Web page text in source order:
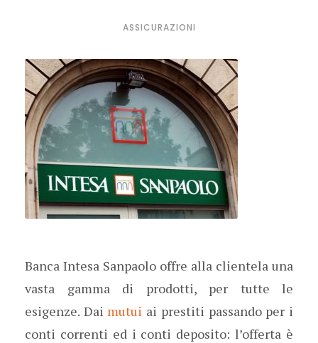
ASSICURAZIONI
Banca Intesa Sanpaolo offre alla clientela una
vasta gamma di prodotti, per tutte le
esigenze. Dai mutui ai prestiti passando per i
conti correnti ed i conti deposito: l’offerta è